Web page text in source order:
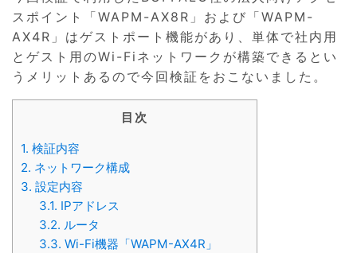
スポイント「WAPM-AX8R」および「WAPM-
AX4R」はゲストポート機能があり、単体で社内用
とゲスト用のWi-Fiネットワークが構築できるとい
うメリットあるので今回検証をおこないました。
目次
1. 検証内容
2. ネットワーク構成
3. 設定内容
3.1. IPアドレス
3.2. ルータ
3.3. Wi-Fi機器「WAPM-AX4R」